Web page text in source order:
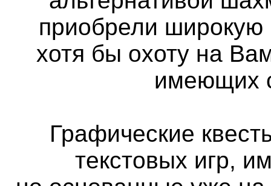
приобрели широкую
хотя бы охоту на
имеющих
Графические
текстовых игр,